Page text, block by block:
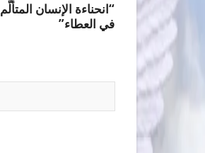
“انحناءة الإنسان
في العطاء”